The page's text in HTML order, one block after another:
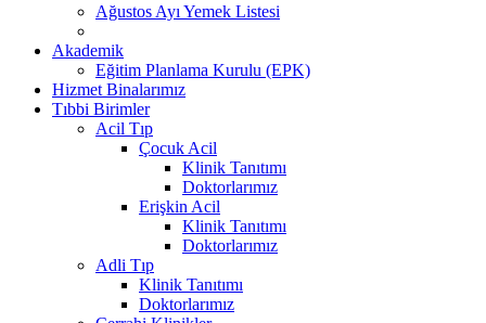
Ağustos Ayı Yemek Listesi
Akademik
Eğitim Planlama Kurulu (EPK)
Hizmet Binalarımız
Tıbbi Birimler
Acil Tıp
Çocuk Acil
Klinik Tanıtımı
Doktorlarımız
Erişkin Acil
Klinik Tanıtımı
Doktorlarımız
Adli Tıp
Klinik Tanıtımı
Doktorlarımız